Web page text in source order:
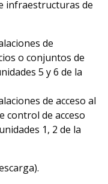
infraestructuras de
de
o conjuntos de
5 y 6 de la
de acceso al
control de acceso
1, 2 de la